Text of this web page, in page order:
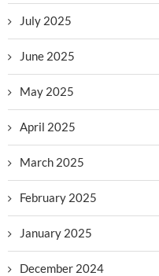
July 2025
June 2025
May 2025
April 2025
March 2025
February 2025
January 2025
December 2024